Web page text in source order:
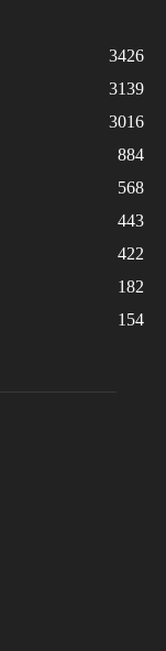
3426
3139
3016
884
568
443
422
182
154